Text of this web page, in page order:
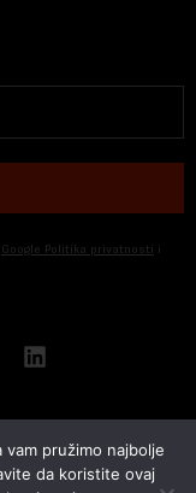
Google Politika privatnosti i
vam pružimo najbolje
da koristite ovaj